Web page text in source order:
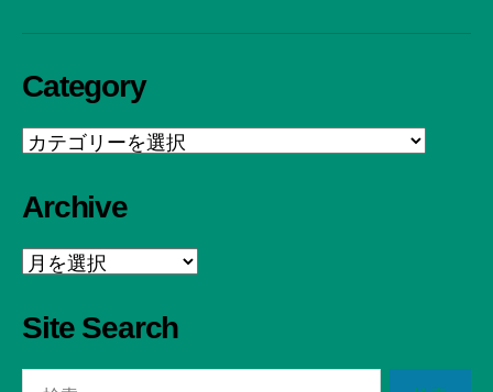
Category
Category
Archive
Archive
Site Search